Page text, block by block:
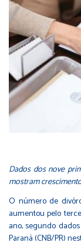
Dados dos nove
mostram
O número de
aumentou pelo
ano, segundo
Paraná (CNB/PR)